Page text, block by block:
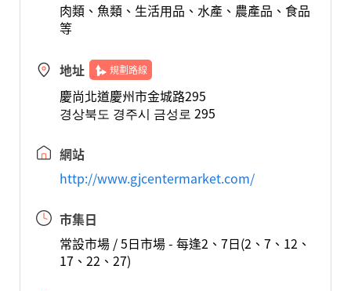
肉類、魚類、生活用品、水產、農產品、食品
等
地址 規劃路線
慶尚北道慶州市金城路295
경상북도 경주시 금성로 295
網站
http://www.gjcentermarket.com/
市集日
常設市場 / 5日市場 - 每逢2、7日(2、7、12、
17、22、27)